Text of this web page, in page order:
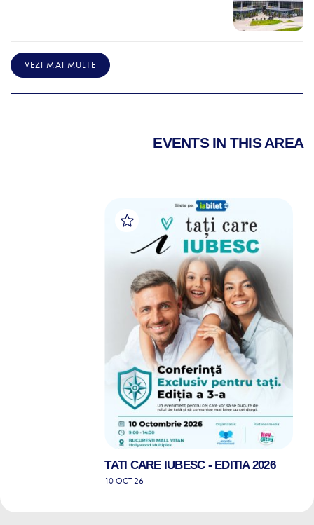
VEZI MAI MULTE
EVENTS IN THIS AREA
TATI CARE IUBESC - EDITIA 2026
10 OCT 26